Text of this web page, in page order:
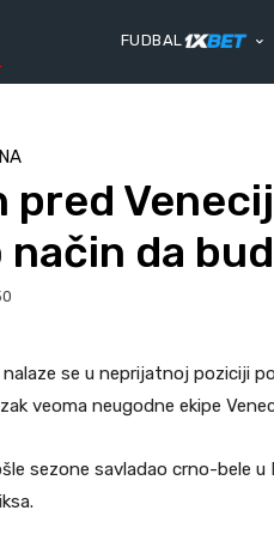
FUDBAL
pred
način da
se u neprijatnoj poziciji
veoma neugodne ekipe
sezone savladao crno-bele